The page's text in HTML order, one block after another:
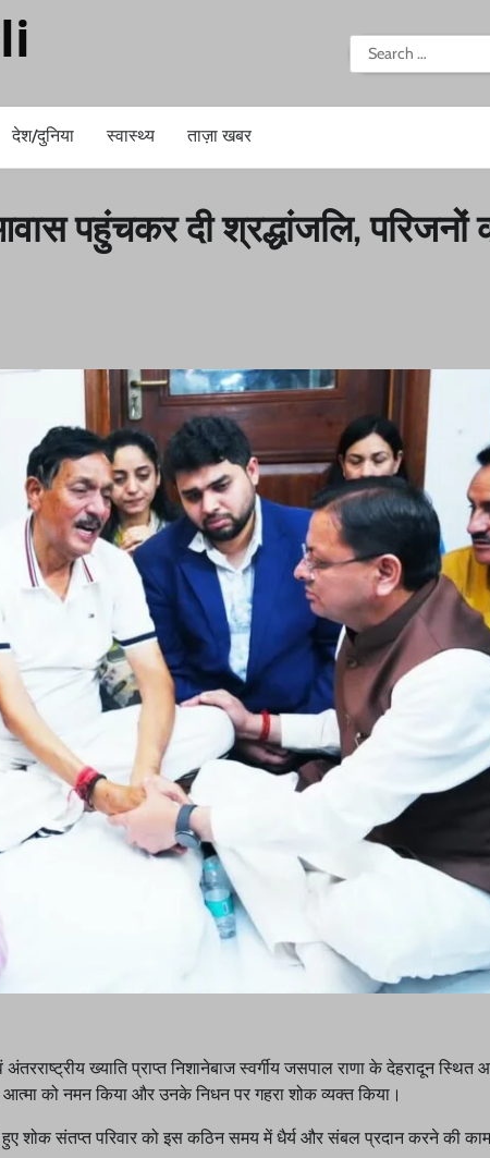
Search
for:
देश/दुनिया स्वास्थ्य ताज़ा खबर
पहुंचकर दी श्रद्धांजलि, परिजनों
ख्याति प्राप्त निशानेबाज स्वर्गीय जसपाल राणा के देहरादून
आत्मा को नमन किया और उनके निधन पर गहरा शोक व्यक्त किया।
हुए शोक संतप्त परिवार को इस कठिन समय में धैर्य और संबल प्रदान करने की